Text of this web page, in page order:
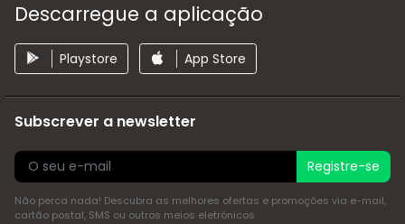
Descarregue a aplicação
Playstore App Store
Subscrever a newsletter
Registre-se
Não perca nada! Descubra as melhores ofertas e promoções via e-mail,
cartão postal, SMS ou outros meios eletrónicos